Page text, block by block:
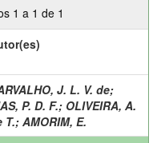
1 a 1 de 1
J. L. V. de;
P. D. F.; OLIVEIRA, A.
T.; AMORIM, E.